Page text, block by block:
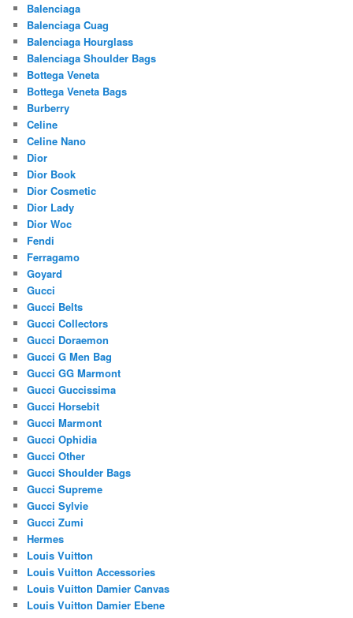
Balenciaga
Balenciaga Cuag
Balenciaga Hourglass
Balenciaga Shoulder Bags
Bottega Veneta
Bottega Veneta Bags
Burberry
Celine
Celine Nano
Dior
Dior Book
Dior Cosmetic
Dior Lady
Dior Woc
Fendi
Ferragamo
Goyard
Gucci
Gucci Belts
Gucci Collectors
Gucci Doraemon
Gucci G Men Bag
Gucci GG Marmont
Gucci Guccissima
Gucci Horsebit
Gucci Marmont
Gucci Ophidia
Gucci Other
Gucci Shoulder Bags
Gucci Supreme
Gucci Sylvie
Gucci Zumi
Hermes
Louis Vuitton
Louis Vuitton Accessories
Louis Vuitton Damier Canvas
Louis Vuitton Damier Ebene